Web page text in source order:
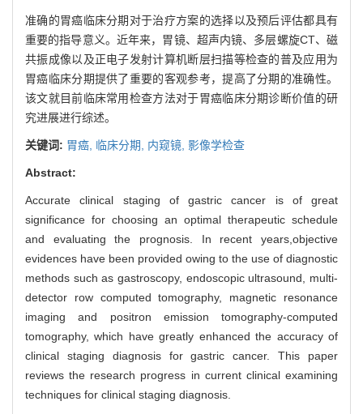
准确的胃癌临床分期对于治疗方案的选择以及预后评估都具有
重要的指导意义。近年来，胃镜、超声内镜、多层螺旋CT、磁
共振成像以及正电子发射计算机断层扫描等检查的普及应用为
胃癌临床分期提供了重要的客观参考，提高了分期的准确性。
该文就目前临床常用检查方法对于胃癌临床分期诊断价值的研
究进展进行综述。
关键词: 胃癌, 临床分期, 内窥镜, 影像学检查
Abstract:
Accurate clinical staging of gastric cancer is of great
significance for choosing an optimal therapeutic schedule
and evaluating the prognosis. In recent years,objective
evidences have been provided owing to the use of diagnostic
methods such as gastroscopy, endoscopic ultrasound, multi-
detector row computed tomography, magnetic resonance
imaging and positron emission tomography-computed
tomography, which have greatly enhanced the accuracy of
clinical staging diagnosis for gastric cancer. This paper
reviews the research progress in current clinical examining
techniques for clinical staging diagnosis.